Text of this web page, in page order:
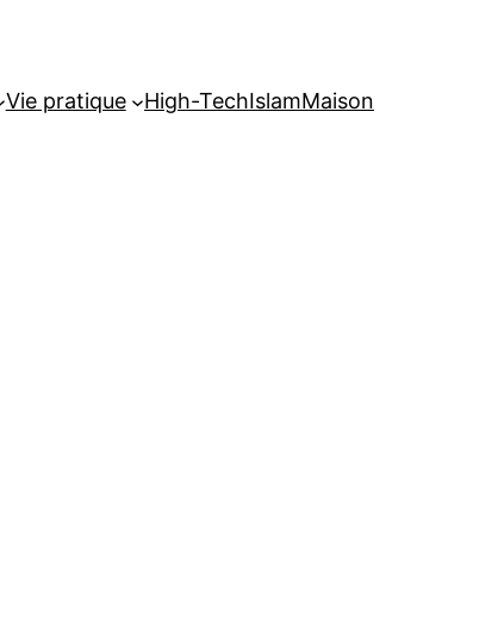
Vie pratique High-TechIslamMaison